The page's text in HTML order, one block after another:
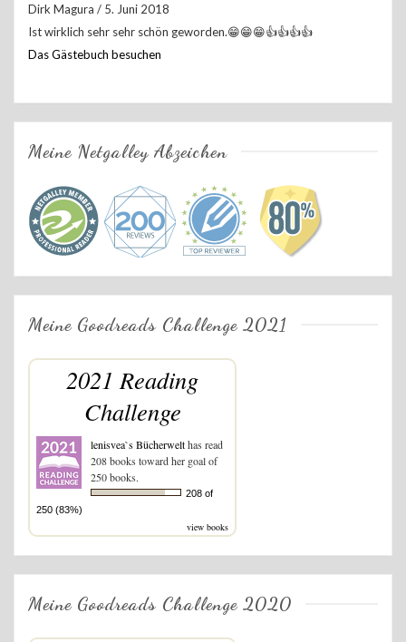
Dirk Magura / 5. Juni 2018
Ist wirklich sehr sehr schön geworden.😁😁😁👍👍👍👍
Das Gästebuch besuchen
Meine Netgalley Abzeichen
Meine Goodreads Challenge 2021
2021 Reading
Challenge
lenisvea`s Bücherwelthas read
208 books toward her goal of
250 books.
208 of
250 (83%)
view books
Meine Goodreads Challenge 2020